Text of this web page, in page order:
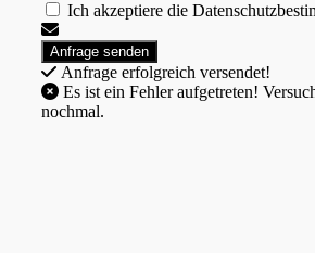
Ich akzeptiere die
Anfrage erfolgreich versendet!
nochmal.